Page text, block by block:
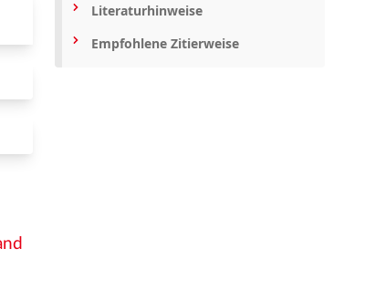
Literaturhinweise
Empfohlene Zitierweise